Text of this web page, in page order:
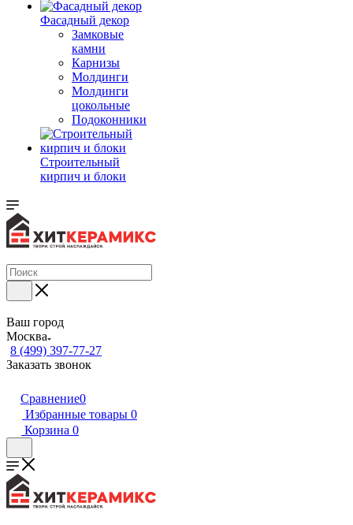
Фасадный декор
Замковые
камни
Карнизы
Молдинги
Молдинги
цокольные
Подоконники
Строительный
кирпич и блоки
Ваш город
Москва
8 (499) 397-77-27
Заказать звонок
Сравнение0
Избранные товары 0
Корзина 0